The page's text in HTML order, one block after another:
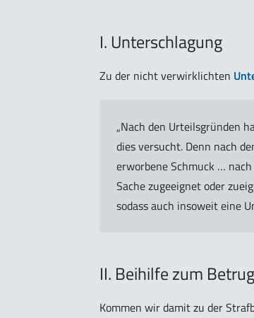
I. Unterschlagung
Zu der nicht verwirklichten
„Nach den Urteilsgründen
dies versucht. Denn nach
erworbene Schmuck …
Sache zugeeignet oder
sodass auch insoweit eine
II. Beihilfe zum Betrug
Kommen wir damit zu der